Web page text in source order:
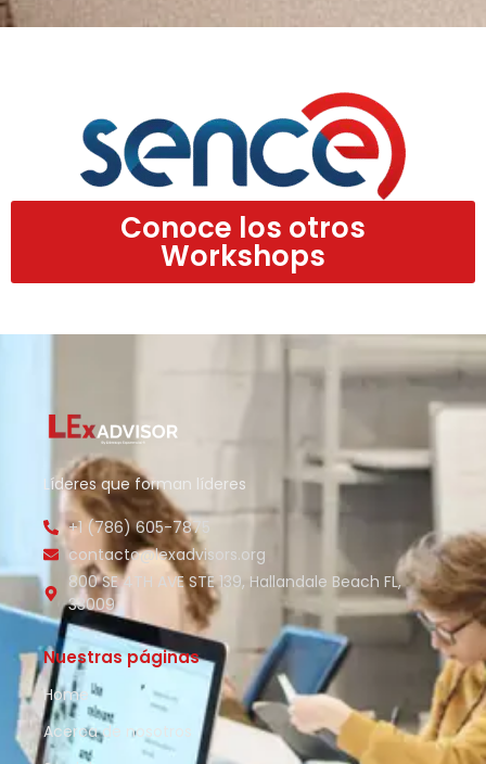
Conoce los otros
Workshops
Líderes que forman líderes
+1 (786) 605-7875
contacto@lexadvisors.org
800 SE 4TH AVE STE 139, Hallandale Beach FL,
33009
Nuestras páginas
Home
Acerca de nosotros